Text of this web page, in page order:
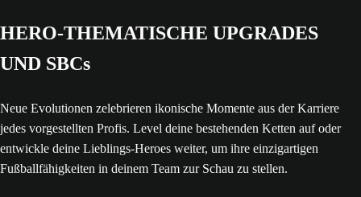
HERO-THEMATISCHE UPGRADES
UND SBCs
Neue Evolutionen zelebrieren ikonische Momente aus der Karriere
jedes vorgestellten Profis. Level deine bestehenden Ketten auf oder
entwickle deine Lieblings-Heroes weiter, um ihre einzigartigen
Fußballfähigkeiten in deinem Team zur Schau zu stellen.